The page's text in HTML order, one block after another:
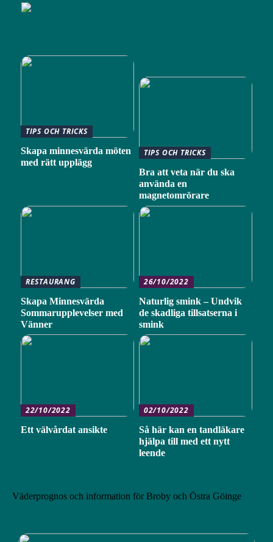
TIPS OCH TRICKS
Skapa minnesvärda möten
med rätt upplägg
TIPS OCH TRICKS
Bra att veta när du ska
använda en
magnetomrörare
RESTAURANG
Skapa Minnesvärda
Sommarupplevelser med
Vänner
26/10/2022
Naturlig smink – Undvik
de skadliga tillsatserna i
smink
22/10/2022
Ett välvårdat ansikte
02/10/2022
Så här kan en tandläkare
hjälpa till med ett nytt
leende
Väderprognos och information för Broby och Östra Göinge